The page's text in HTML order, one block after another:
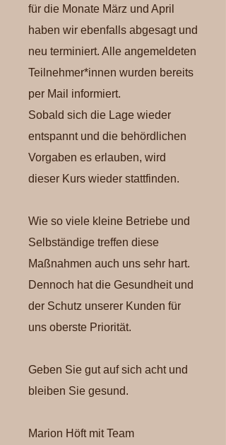
für die Monate März und April
haben wir ebenfalls abgesagt und
neu terminiert. Alle angemeldeten
Teilnehmer*innen wurden bereits
per Mail informiert.
Sobald sich die Lage wieder
entspannt und die behördlichen
Vorgaben es erlauben, wird
dieser Kurs wieder stattfinden.
Wie so viele kleine Betriebe und
Selbständige treffen diese
Maßnahmen auch uns sehr hart.
Dennoch hat die Gesundheit und
der Schutz unserer Kunden für
uns oberste Priorität.
Geben Sie gut auf sich acht und
bleiben Sie gesund.
Marion Höft mit Team